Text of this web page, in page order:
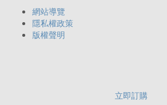
立即訂購
網站導覽
隱私權政策
版權聲明